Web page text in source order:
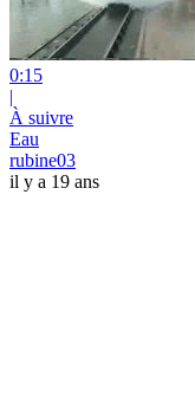
0:15
|
À suivre
Eau
rubine03
il y a 19 ans